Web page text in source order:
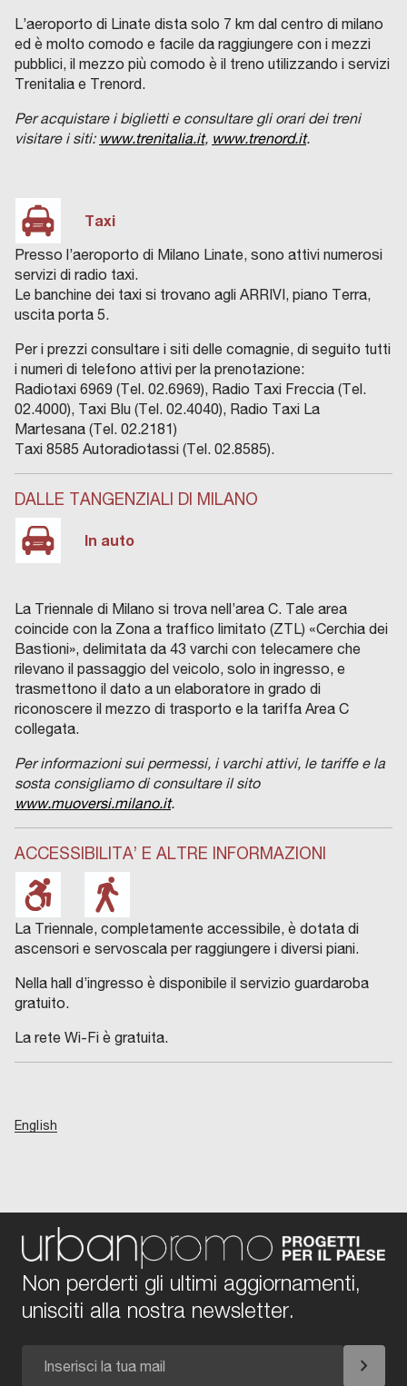
L’aeroporto di Linate dista solo 7 km dal centro di milano
ed è molto comodo e facile da raggiungere con i mezzi
pubblici, il mezzo più comodo è il treno utilizzando i servizi
Trenitalia e Trenord.
Per acquistare i biglietti e consultare gli orari dei treni
visitare i siti: www.trenitalia.it, www.trenord.it.
Taxi
Presso l’aeroporto di Milano Linate, sono attivi numerosi
servizi di radio taxi.
Le banchine dei taxi si trovano agli ARRIVI, piano Terra,
uscita porta 5.
Per i prezzi consultare i siti delle comagnie, di seguito tutti
i numeri di telefono attivi per la prenotazione:
Radiotaxi 6969 (Tel. 02.6969), Radio Taxi Freccia (Tel.
02.4000), Taxi Blu (Tel. 02.4040), Radio Taxi La
Martesana (Tel. 02.2181)
Taxi 8585 Autoradiotassi (Tel. 02.8585).
DALLE TANGENZIALI DI MILANO
In auto
La Triennale di Milano si trova nell’area C. Tale area
coincide con la Zona a traffico limitato (ZTL) «Cerchia dei
Bastioni», delimitata da 43 varchi con telecamere che
rilevano il passaggio del veicolo, solo in ingresso, e
trasmettono il dato a un elaboratore in grado di
riconoscere il mezzo di trasporto e la tariffa Area C
collegata.
Per informazioni sui permessi, i varchi attivi, le tariffe e la
sosta consigliamo di consultare il sito
www.muoversi.milano.it.
ACCESSIBILITA’ E ALTRE INFORMAZIONI
La Triennale, completamente accessibile, è dotata di
ascensori e servoscala per raggiungere i diversi piani.
Nella hall d’ingresso è disponibile il servizio guardaroba
gratuito.
La rete Wi-Fi è gratuita.
English
Non perderti gli ultimi aggiornamenti,
unisciti alla nostra newsletter.
chevron_right